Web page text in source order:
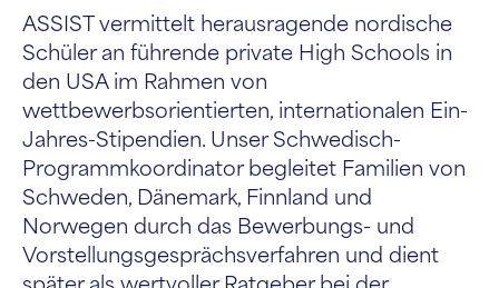
ASSIST vermittelt herausragende nordische
Schüler an führende private High Schools in
den USA im Rahmen von
wettbewerbsorientierten, internationalen Ein-
Jahres-Stipendien. UnserSchwedisch-
Programmkoordinator begleitet Familien von
Schweden, Dänemark, Finnland und
Norwegen durch das Bewerbungs- und
Vorstellungsgesprächsverfahren und dient